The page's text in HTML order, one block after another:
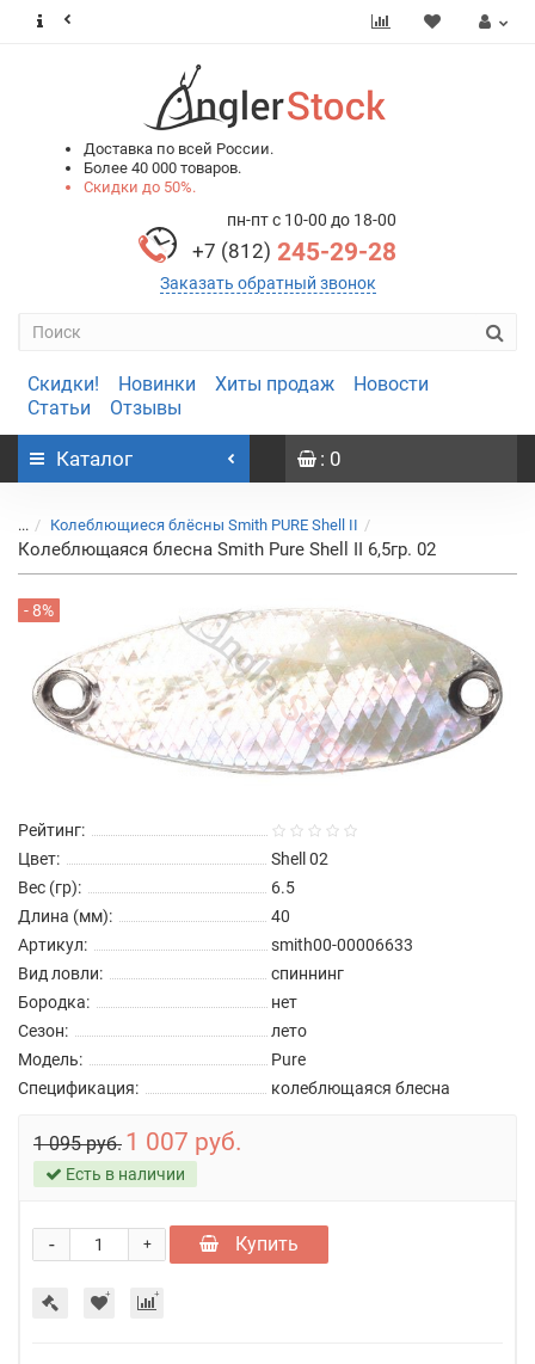
Доставка по всей России.
Более 40 000 товаров.
Скидки до 50%.
пн-пт с 10-00 до 18-00
+7 (812) 245-29-28
Заказать обратный звонок
Скидки! Новинки Хиты продаж
Новости
Статьи
Отзывы
Каталог : 0
... Колеблющиеся блёсны Smith PURE Shell II
Колеблющаяся блесна Smith Pure Shell II 6,5гр. 02
- 8%
Рейтинг:
Цвет:
Shell 02
Вес (гр):
6.5
Длина (мм):
40
Артикул:
smith00-00006633
Вид ловли:
спиннинг
Бородка:
нет
Сезон:
лето
Модель:
Pure
Спецификация:
колеблющаяся блесна
1 095 руб. 1 007 руб.
Есть в наличии
+
- Купить